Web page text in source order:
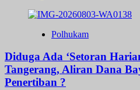
Polhukam
Diduga Ada ‘Setoran
Tangerang, Aliran Dana
Penertiban ?